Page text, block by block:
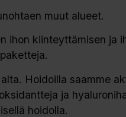
muut alueet.
ihon kiinteyttämisen ja
Hoidoilla saamme
ja
hoidolla.